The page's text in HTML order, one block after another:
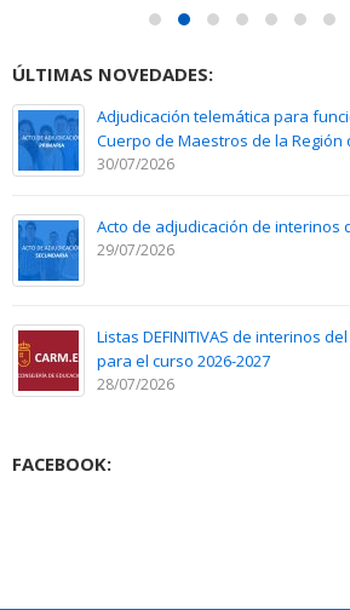
ÚLTIMAS NOVEDADES:
Adjudicación telemática para
Cuerpo de Maestros de la Región
30/07/2026
Acto de adjudicación de interinos
29/07/2026
Listas DEFINITIVAS de interinos
para el curso 2026-2027
28/07/2026
FACEBOOK: